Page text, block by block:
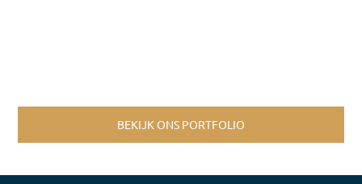
BEKIJK ONS PORTFOLIO